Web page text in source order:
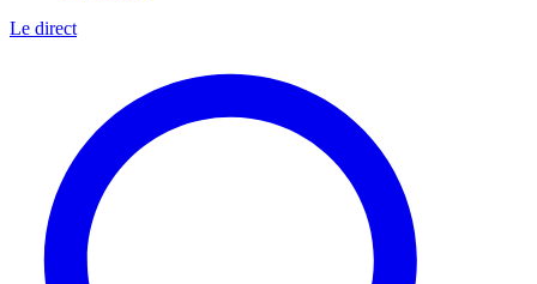
Le direct